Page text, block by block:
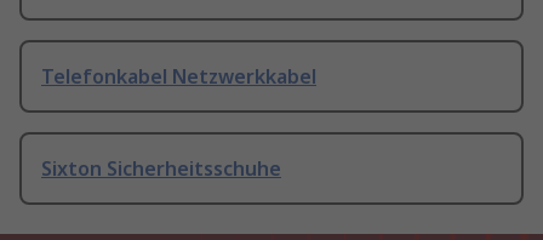
Telefonkabel Netzwerkkabel
Sixton Sicherheitsschuhe